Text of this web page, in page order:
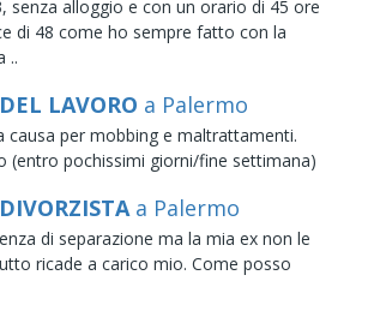
senza alloggio e con un orario di 45 ore
di 48 come ho sempre fatto con la
..
LAVORO a Palermo
causa per mobbing e maltrattamenti.
(entro pochissimi giorni/fine settimana)
a Palermo
di separazione ma la mia ex non le
ricade a carico mio. Come posso